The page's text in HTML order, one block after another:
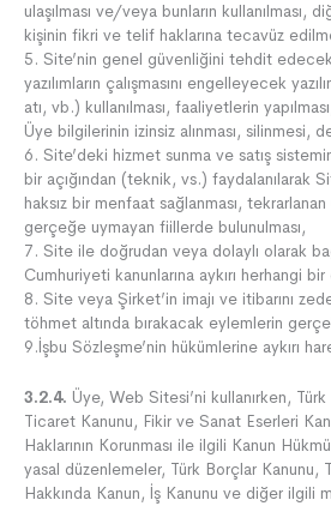
ulaşılması ve/veya bunların kullanılması,
kişinin fikri ve telif haklarına tecavüz
5. Site’nin genel güvenliğini tehdit
yazılımların çalışmasını engelleyecek
atı, vb.) kullanılması, faaliyetlerin
Üye bilgilerinin izinsiz alınması, silinmesi,
6. Site’deki hizmet sunma ve satış
bir açığından (teknik, vs.) faydalanılarak
haksız bir menfaat sağlanması, tekrarlanan
gerçeğe uymayan fiillerde bulunulması,
7. Site ile doğrudan veya dolaylı olarak
Cumhuriyeti kanunlarına aykırı herhangi
8. Site veya Şirket’in imajı ve itibarını
töhmet altında bırakacak eylemlerin
9.İşbu Sözleşme’nin hükümlerine aykırı
3.2.4. Üye, Web Sitesi’ni kullanırken,
Ticaret Kanunu, Fikir ve Sanat Eserleri
Haklarının Korunması ile ilgili Kanun
yasal düzenlemeler, Türk Borçlar Kanunu,
Hakkında Kanun, İş Kanunu ve diğer ilgili